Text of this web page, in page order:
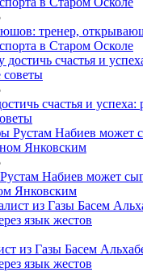
тренер,
в Старом Осколе
счастья и
Набиев может
Янковским
из Газы Басем
язык жестов